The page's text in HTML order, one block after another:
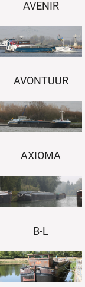
AVENIR
AVONTUUR
AXIOMA
B-L